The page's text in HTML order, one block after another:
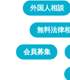
外国人相談
無料法律
会員募集